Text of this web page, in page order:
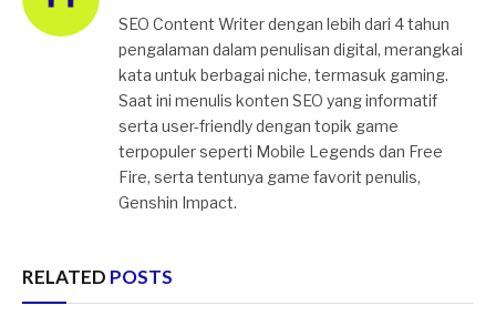
SEO Content Writer dengan lebih dari 4 tahun
pengalaman dalam penulisan digital, merangkai
kata untuk berbagai niche, termasuk gaming.
Saat ini menulis konten SEO yang informatif
serta user-friendly dengan topik game
terpopuler seperti Mobile Legends dan Free
Fire, serta tentunya game favorit penulis,
Genshin Impact.
RELATED POSTS